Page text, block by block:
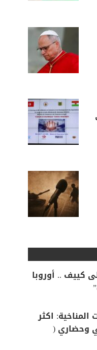
كييف .. أوروبا
اكثر
وحضاري (